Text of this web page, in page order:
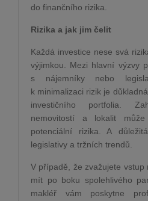
do finančního rizika.
Rizika a jak jim čelit
Každá investice nese svá
výjimkou. Mezi hlavní výzvy
s nájemníky nebo
k minimalizaci rizik je
investičního portfolia.
nemovitostí a lokalit
potenciální rizika. A
legislativy a tržních trendů.
V případě, že zvažujete
mít po boku spolehlivého
makléř vám poskytne